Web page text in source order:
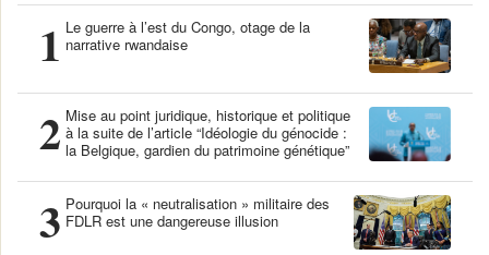
1 Le guerre à l’est du Congo, otage de la
narrative rwandaise
2 Mise au point juridique, historique et politique
à la suite de l’article “Idéologie du génocide :
la Belgique, gardien du patrimoine génétique”
3 Pourquoi la « neutralisation » militaire des
FDLR est une dangereuse illusion